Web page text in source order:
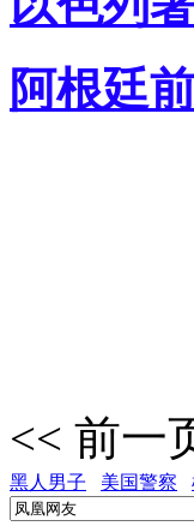
阿根廷
<< 前一
黑人男子 美国警察